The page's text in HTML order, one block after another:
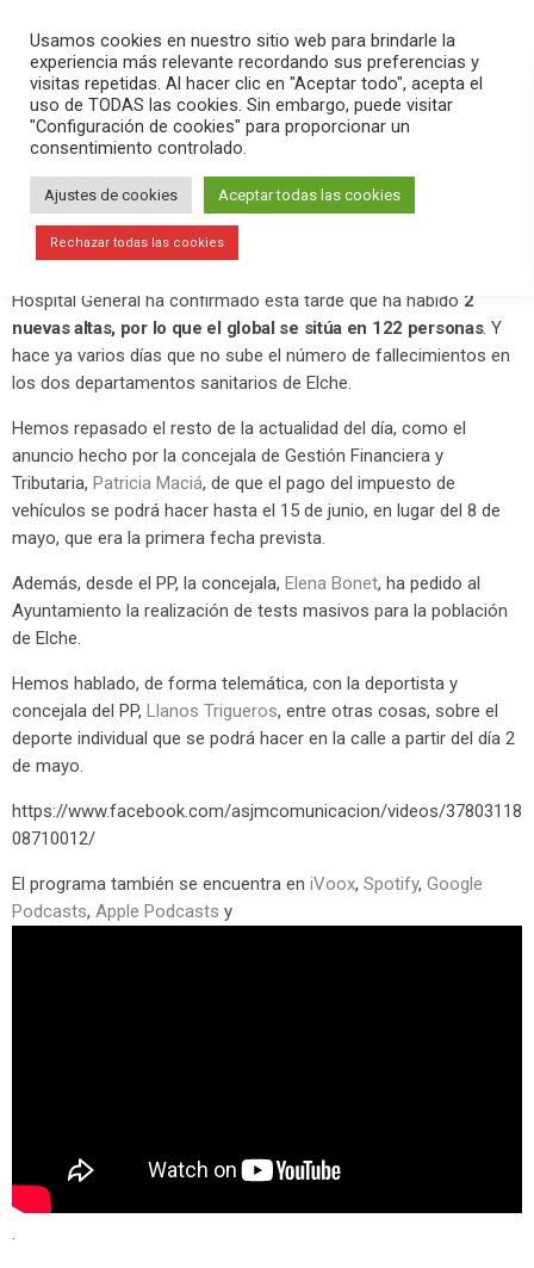
search menu pause PLAY
abril 29, 2020
2 nuevas altas en el Hospital General
eleva a 122 el total
En el programaVersión Radio-#QuédateEnCasa
Hospital General ha confirmado esta tarde que ha habido 2
nuevas altas, por lo que el global se sitúa en 122 personas. Y
hace ya varios días que no sube el número de fallecimientos en
los dos departamentos sanitarios de Elche.
Hemos repasado el resto de la actualidad del día, como el
anuncio hecho por la concejala de Gestión Financiera y
Tributaria, Patricia Maciá, de que el pago del impuesto de
vehículos se podrá hacer hasta el 15 de junio, en lugar del 8 de
mayo, que era la primera fecha prevista.
Además, desde el PP, la concejala, Elena Bonet, ha pedido al
Ayuntamiento la realización de tests masivos para la población
de Elche.
Hemos hablado, de forma telemática, con la deportista y
concejala del PP, Llanos Trigueros, entre otras cosas, sobre el
deporte individual que se podrá hacer en la calle a partir del día 2
de mayo.
https://www.facebook.com/asjmcomunicacion/videos/37803118
08710012/
El programa también se encuentra en iVoox, Spotify, Google
Podcasts, Apple Podcasts y
.
Usamos cookies en nuestro sitio web para brindarle la
experiencia más relevante recordando sus preferencias y
visitas repetidas. Al hacer clic en "Aceptar todo", acepta el
uso de TODAS las cookies. Sin embargo, puede visitar
"Configuración de cookies" para proporcionar un
consentimiento controlado.
Ajustes de cookies Aceptar todas las cookies
Rechazar todas las cookies